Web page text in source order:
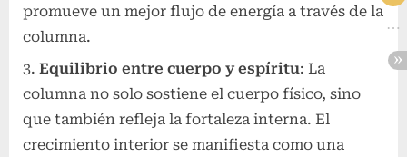
promueve un mejor flujo de energía a través de la
columna.
Equilibrio entre cuerpo y espíritu: La
columna no solo sostiene el cuerpo físico, sino
que también refleja la fortaleza interna. El
crecimiento interior se manifiesta como una